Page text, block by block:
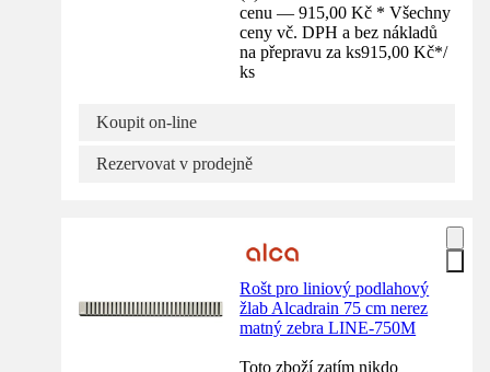
cenu — 915,00 Kč * Všechny
ceny vč. DPH a bez nákladů
na přepravu za ks915,00 Kč*/
ks
Koupit on-line
Rezervovat v prodejně
Rošt pro liniový podlahový
žlab Alcadrain 75 cm nerez
matný zebra LINE-750M
Toto zboží zatím nikdo